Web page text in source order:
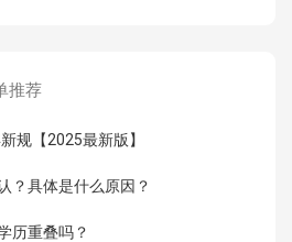
推荐
规【2025最新版】
？具体是什么原因？
历重叠吗？